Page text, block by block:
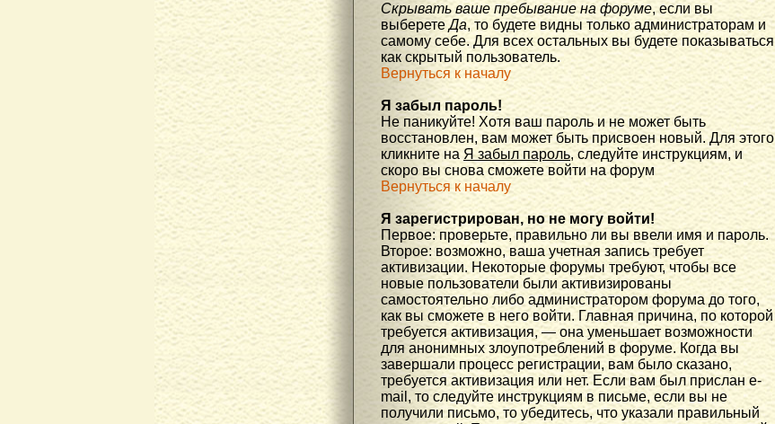
Скрывать ваше пребывание на форуме, если вы
выберетеДа, то будете видны только администраторам и
самому себе. Для всех остальных вы будете показываться
как скрытый пользователь.
Вернуться к началу
Я забыл пароль!
Не паникуйте! Хотя ваш пароль и не может быть
восстановлен, вам может быть присвоен новый. Для этого
кликните на Я забыл пароль, следуйте инструкциям, и
скоро вы снова сможете войти на форум
Вернуться к началу
Я зарегистрирован, но не могу войти!
Первое: проверьте, правильно ли вы ввели имя и пароль.
Второе: возможно, ваша учетная запись требует
активизации. Некоторые форумы требуют, чтобы все
новые пользователи были активизированы
самостоятельно либо администратором форума до того,
как вы сможете в него войти. Главная причина, по которой
требуется активизация, — она уменьшает возможности
для анонимных злоупотреблений в форуме. Когда вы
завершали процесс регистрации, вам было сказано,
требуется активизация или нет. Если вам был прислан e-
mail, то следуйте инструкциям в письме, если вы не
получили письмо, то убедитесь, что указали правильный